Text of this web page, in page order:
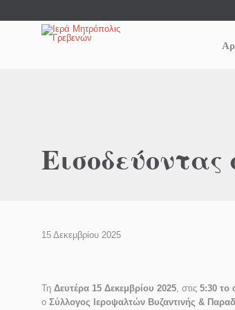
15 Δεκεμβρίου 2025
Τη Δευτέρα 15 Δεκεμβρίου 2025 , στις 5:30 το
ο Σύλλογος Ιεροψαλτών Βυζαντινής &